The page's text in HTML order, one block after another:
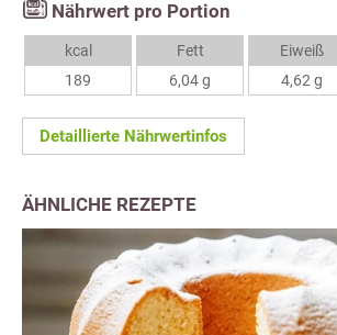
Nährwert pro Portion
kcal
189
Fett
6,04 g
Eiweiß
4,62 g
Detaillierte Nährwertinfos
ÄHNLICHE REZEPTE